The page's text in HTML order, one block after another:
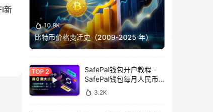
新
10.9K
比特币价格变迁史（2009-2025 年）
SafePal钱包开户教程 -
SafePal钱包每月人民币
消费前666U享受汇损补
贴
3.2K